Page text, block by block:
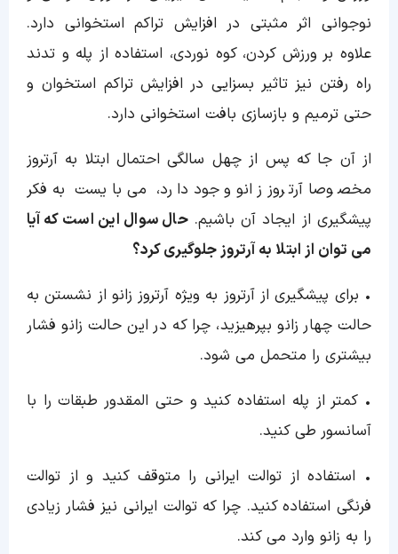
نوجوانی اثر مثبتی در افزایش تراکم استخوانی دارد.
علاوه بر ورزش کردن، کوه نوردی، استفاده از پله و تدند
راه رفتن نیز تاثیر بسزایی در افزایش تراکم استخوان و
حتی ترمیم و بازسازی بافت استخوانی دارد.
از آن جا که پس از چهل سالگی احتمال ابتلا به آرتروز
مخصوصا آرتروز زانو وجود دارد، می بایست به فکر
پیشگیری از ایجاد آن باشیم.حال سوال این است که آیا
می توان از ابتلا به آرتروز جلوگیری کرد؟
• برای پیشگیری از آرتروز به ویژه آرتروز زانو از نشستن به
حالت چهار زانو بپرهیزید، چرا که در این حالت زانو فشار
بیشتری را متحمل می شود.
• کمتر از پله استفاده کنید و حتی المقدور طبقات را با
آسانسور طی کنید.
• استفاده از توالت ایرانی را متوقف کنید و از توالت
فرنگی استفاده کنید. چرا که توالت ایرانی نیز فشار زیادی
را به زانو وارد می کند.